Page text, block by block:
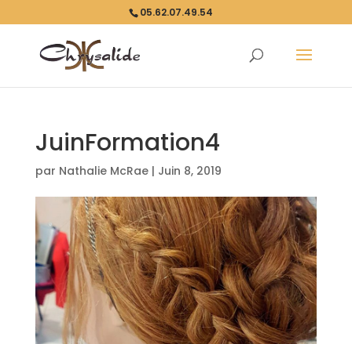
05.62.07.49.54
JuinFormation4
par Nathalie McRae| Juin 8, 2019